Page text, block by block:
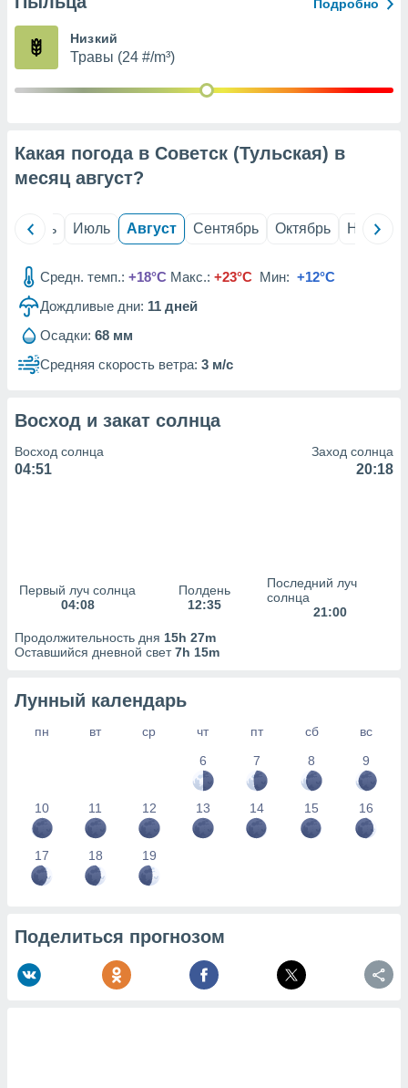
из
рекламы
сведения
Подробно
Низкий
Травы (24 #/m³)
Какая погода в Советск (Тульская) в
месяц август?
Июнь Июль Август Сентябрь Октябрь Ноябрь
Средн. темп.: +18°C Макс.: +23°C Мин: +12°C
Дождливые дни: 11 дней
Осадки: 68 мм
Средняя скорость ветра: 3 м/с
Восход и закат солнца
Восход солнца
04:51
Заход солнца
20:18
Первый луч солнца
04:08
Полдень
12:35
Последний луч
солнца
21:00
Продолжительность дня 15h 27m
Оставшийся дневной свет7h 15m
Лунный календарь
пн вт ср чт пт сб
вс
6
7 8 9
10 11 12 13 14 15 16
17 18 19
Поделиться прогнозом